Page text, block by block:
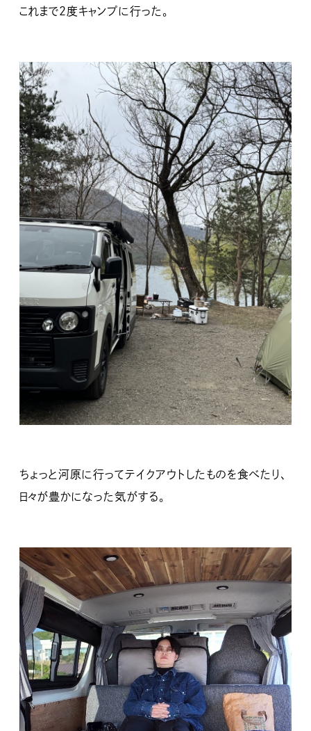
これまで２度キャンプに行った。
ちょっと河原に行ってテイクアウトしたものを食べたり、
日々が豊かになった気がする。